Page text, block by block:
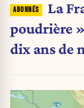
La
poudrière
dix ans de